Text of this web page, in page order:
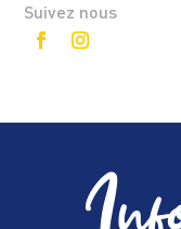
Suivez nous